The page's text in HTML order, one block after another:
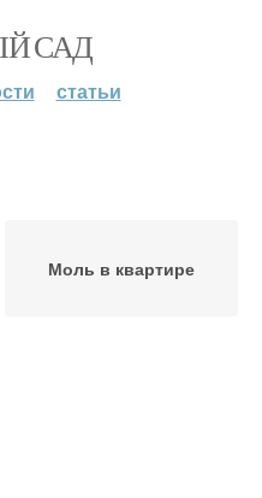
САД
статьи
Моль в квартире